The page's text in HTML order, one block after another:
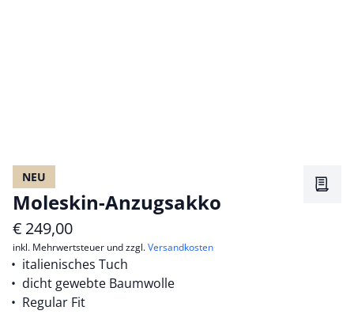
NEU
Moleskin-Anzugsakko
€ 249,00
inkl. Mehrwertsteuer und zzgl.Versandkosten
italienisches Tuch
dicht gewebte Baumwolle
Regular Fit